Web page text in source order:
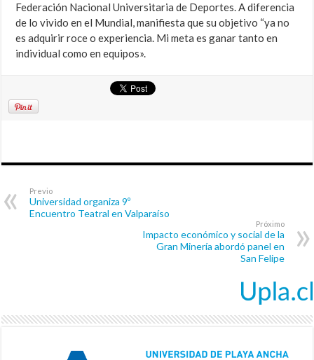
Federación Nacional Universitaria de Deportes. A diferencia
de lo vivido en el Mundial, manifiesta que su objetivo “ya no
es adquirir roce o experiencia. Mi meta es ganar tanto en
individual como en equipos».
Previo
Universidad organiza 9º
Encuentro Teatral en Valparaíso
Próximo
Impacto económico y social de la
Gran Minería abordó panel en
San Felipe